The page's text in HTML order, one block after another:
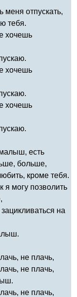
меня отпускать,
тебя.
хочешь
хочешь
хочешь
есть
больше,
кроме тебя.
я могу позволить
на
не плачь,
не плачь,
не плачь,